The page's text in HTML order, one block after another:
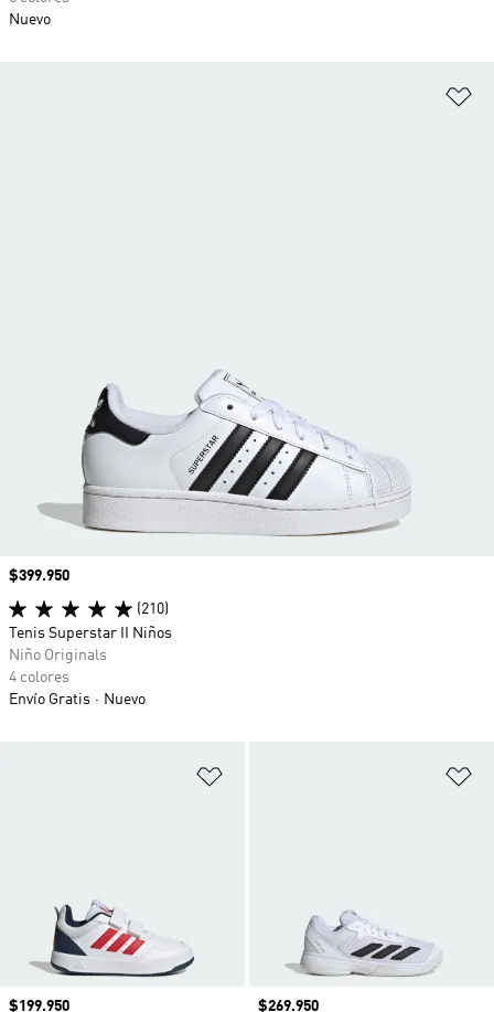
Nuevo
Precio
$199.950
Precio
$269.950
Precio
$399.950
(210)
Tenis Superstar II Niños
Niño Originals
4 colores
Envío Gratis
Nuevo